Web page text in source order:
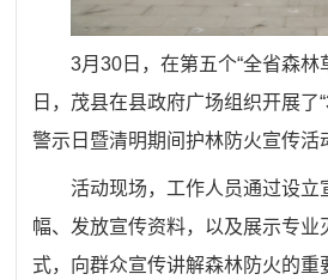
3月30日，在第五个“全省森林
日，茂县在县政府广场组织开展了
警示日暨清明期间护林防火宣传活
活动现场，工作人员通过设立
幅、发放宣传资料，以及展示专业
式，向群众宣传讲解森林防火的重